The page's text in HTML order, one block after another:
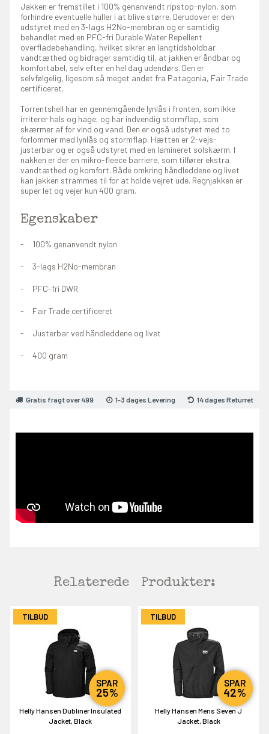
Jakken er fremstillet i 100% genanvendt ripstop-nylon, som
forhindre eventuelle huller i at blive større. Derudover er den
udstyret med en 3-lags H2No-membran og er samtidig
behandlet med en PFC-fri Durable Water Repellent
overfladebehandling, hvilket sikrer en langtidsholdbar
vandtæthed og bidrager samtidig til, at jakken er åndbar og
komfortabel, selv efter en hel dag udendørs. Den er
selvfølgelig, ligesom så meget andet fra Patagonia, Fair Trade
certificeret.
Torrentshell har en gennemgående lynlås i fronten, som ikke
irriterer hals og hage, og har indvendig stormflap, som
skærmer af for vind og vand. Den er også udstyret med to
forlommer med lynlås og stormflap. Hætten er 2-vejs-
justerbar og er også udstyret med en lamineret solskærm. I
nakken er der en mikro-fleece barriere, som tilfører ekstra
vandtæthed og komfort. Både omkring håndleddene og livet
kan jakken strammes til for at holde vejret ude. Regnjakken er
super let og vejer kun 400 gram.
Egenskaber
100% genanvendt nylon
3-lags H2No-membran
PFC-fri DWR
Fair Trade certificeret
Justerbar ved håndleddene og livet
400 gram
Gratis fragt over 499 1-3 dages Levering 14 dages Returret
Relaterede Produkter:
TILBUD
SPAR
25%
Helly Hansen Dubliner Insulated
Jacket, Black
TILBUD
SPAR
42%
Helly Hansen Mens Seven J
Jacket, Black